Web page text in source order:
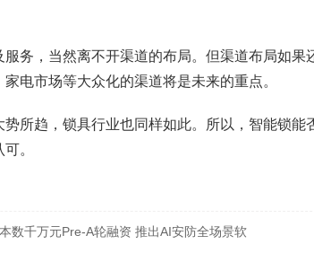
服务，当然离不开渠道的布局。但渠道布局如
电市场等大众化的渠道将是未来的重点。
势所趋，锁具行业也同样如此。所以，智能锁
。
数千万元Pre-A轮融资 推出AI安防全场景软